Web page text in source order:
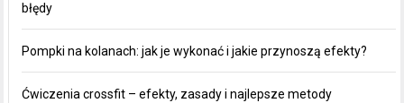
błędy
Pompki na kolanach: jak je wykonać i jakie przynoszą efekty?
Ćwiczenia crossfit – efekty, zasady i najlepsze metody